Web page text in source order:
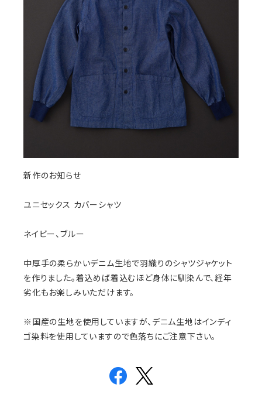
新作のお知らせ
ユニセックス カバーシャツ
ネイビー、ブルー
中厚手の柔らかいデニム生地で羽織りのシャツジャケット
を作りました。着込めば着込むほど身体に馴染んで、経年
劣化もお楽しみいただけます。
※国産の生地を使用していますが、デニム生地はインディ
ゴ染料を使用していますので色落ちにご注意下さい。